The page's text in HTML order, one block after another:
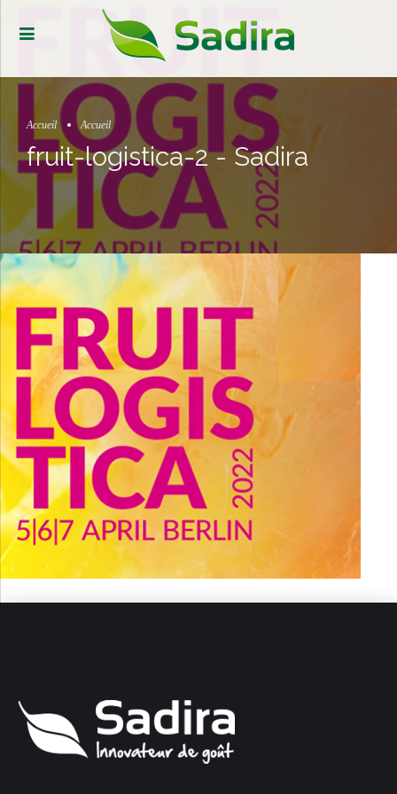
Accueil Accueil
fruit-logistica-2 - Sadira